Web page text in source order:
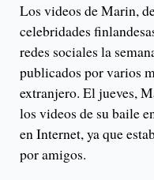
Los videos de Marin,
celebridades
redes sociales la
publicados por varios
extranjero. El jueves,
los videos de su baile
en Internet, ya que
por amigos.